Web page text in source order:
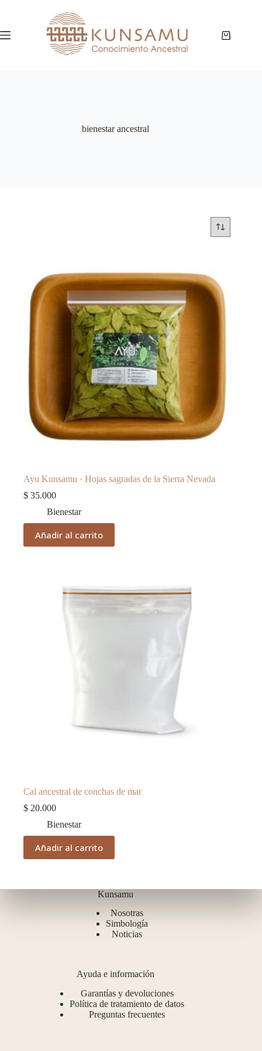
Carro
bienestar ancestral
Ayu Kunsamu · Hojas sagradas de la Sierra Nevada
$ 35.000
Bienestar
Añadir al carrito
Cal ancestral de conchas de mar
$ 20.000
Bienestar
Añadir al carrito
Kunsamu
Nosotras
Simbología
Noticias
Ayuda e información
Garantías y devoluciones
Política de tratamiento de datos
Preguntas frecuentes